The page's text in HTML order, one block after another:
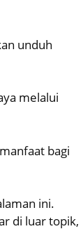
unduh
melalui
bagi
ini.
di luar topik,